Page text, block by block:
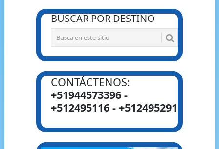
BUSCAR POR DESTINO
CONTÁCTENOS:
+51944573396 -
+512495116 - +512495291